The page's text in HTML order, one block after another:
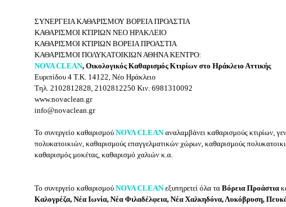
ΣΥΝΕΡΓΕΙΑ ΚΑΘΑΡΙΣΜΟΥ ΒΟΡΕΙΑ ΠΡΟΑΣΤΙΑ
ΚΑΘΑΡΙΣΜΟΙ ΚΤΙΡΙΩΝ ΝΕΟ ΗΡΑΚΛΕΙΟ
ΚΑΘΑΡΙΣΜΟΙ ΚΤΙΡΙΩΝ ΒΟΡΕΙΑ ΠΡΟΑΣΤΙΑ
ΚΑΘΑΡΙΣΜΟΙ ΠΟΛΥΚΑΤΟΙΚΙΩΝ ΑΘΗΝΑ ΚΕΝΤΡΟ:
NOVA CLEAN, Οικολογικός Καθαρισμός Κτιρίων στο Ηράκλειο Αττικής
Ευριπίδου 4 Τ.Κ. 14122, Νέο Ηράκλειο
Τηλ. 2102812828, 2102812250 Κιν. 6981310092
www.novaclean.gr
info@novaclean.gr
Το συνεργείο καθαρισμού NOVA CLEANαναλαμβάνει καθαρισμούς κτιρίων,
πολυκατοικιών, καθαρισμούς επαγγελματικών χώρων, καθαρισμούς
καθαρισμός μοκέτας, καθαρισμό χαλιών κ.α.
Το συνεργείο καθαρισμού NOVA CLEANεξυπηρετεί όλα τα Βόρεια Προάστια
Καλογρέζα, Νέα Ιωνία, Νέα Φιλαδέλφεια, Νέα Χαλκηδόνα, Λυκόβρυση,